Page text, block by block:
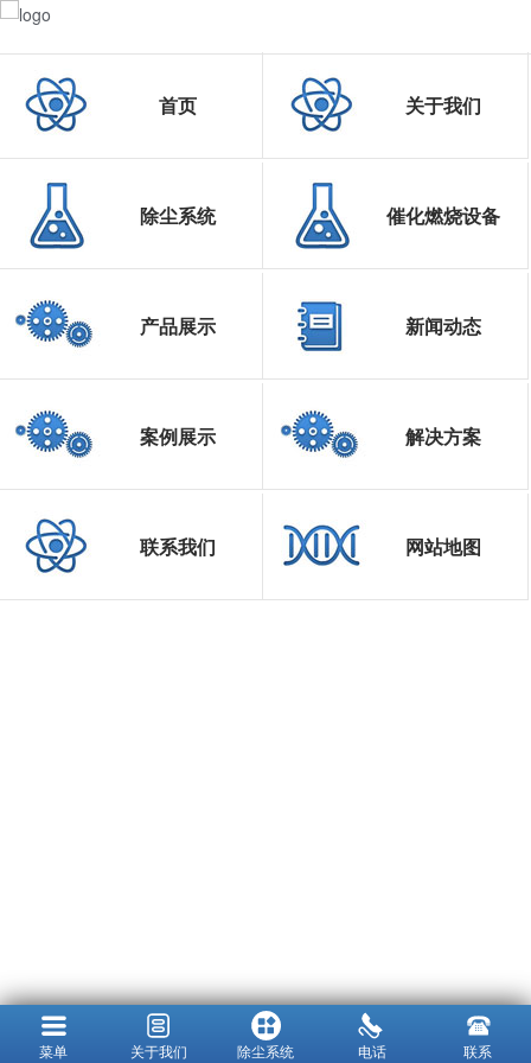
首页 关于我们
除尘系统 催化燃烧设备
产品展示 新闻动态
案例展示 解决方案
联系我们 网站地图
菜单 关于我们 除尘系统 电话 联系